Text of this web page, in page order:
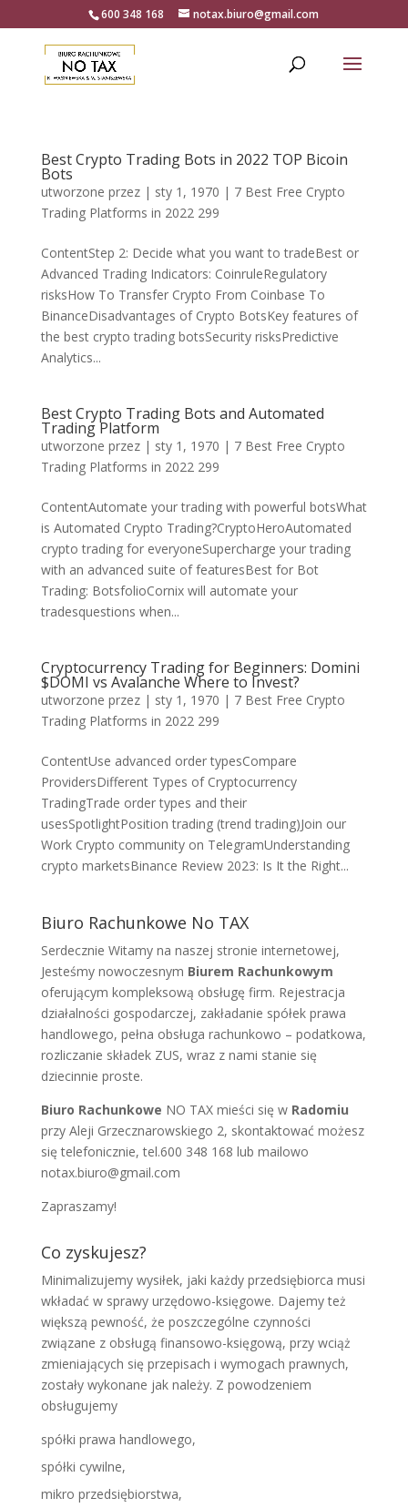
600 348 168 notax.biuro@gmail.com
Best Crypto Trading Bots in 2022 TOP Bicoin
Bots
utworzone przez | sty 1, 1970 | 7 Best Free Crypto
Trading Platforms in 2022 299
ContentStep 2: Decide what you want to tradeBest or
Advanced Trading Indicators: CoinruleRegulatory
risksHow To Transfer Crypto From Coinbase To
BinanceDisadvantages of Crypto BotsKey features of
the best crypto trading botsSecurity risksPredictive
Analytics...
Best Crypto Trading Bots and Automated
Trading Platform
utworzone przez | sty 1, 1970 | 7 Best Free Crypto
Trading Platforms in 2022 299
ContentAutomate your trading with powerful botsWhat
is Automated Crypto Trading?CryptoHeroAutomated
crypto trading for everyoneSupercharge your trading
with an advanced suite of featuresBest for Bot
Trading: BotsfolioCornix will automate your
tradesquestions when...
Cryptocurrency Trading for Beginners: Domini
$DOMI vs Avalanche Where to Invest?
utworzone przez | sty 1, 1970 | 7 Best Free Crypto
Trading Platforms in 2022 299
ContentUse advanced order typesCompare
ProvidersDifferent Types of Cryptocurrency
TradingTrade order types and their
usesSpotlightPosition trading (trend trading)Join our
Work Crypto community on TelegramUnderstanding
crypto marketsBinance Review 2023: Is It the Right...
Biuro Rachunkowe No TAX
Serdecznie Witamy na naszej stronie internetowej,
Jesteśmy nowoczesnym Biurem Rachunkowym
oferującym kompleksową obsługę firm. Rejestracja
działalności gospodarczej, zakładanie spółek prawa
handlowego, pełna obsługa rachunkowo – podatkowa,
rozliczanie składek ZUS, wraz z nami stanie się
dziecinnie proste.
Biuro Rachunkowe NO TAX mieści się w Radomiu
przy Aleji Grzecznarowskiego 2, skontaktować możesz
się telefonicznie, tel.600 348 168 lub mailowo
notax.biuro@gmail.com
Zapraszamy!
Co zyskujesz?
Minimalizujemy wysiłek, jaki każdy przedsiębiorca musi
wkładać w sprawy urzędowo-księgowe. Dajemy też
większą pewność, że poszczególne czynności
związane z obsługą finansowo-księgową, przy wciąż
zmieniających się przepisach i wymogach prawnych,
zostały wykonane jak należy. Z powodzeniem
obsługujemy
spółki prawa handlowego,
spółki cywilne,
mikro przedsiębiorstwa,